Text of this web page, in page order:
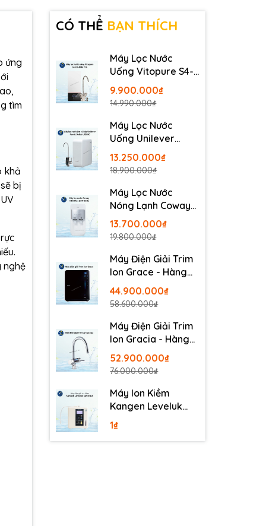
ứng
tìm
khả
bị
nghệ
CÓ THỂ BẠN THÍCH
Máy Lọc Nước
Uống Vitopure S4-
RO-400G Pro -
Thương Hiệu Đức
9.900.000₫
14.990.000₫
Máy Lọc Nước
Uống Unilever
Pureit Delica
UR5840
13.250.000₫
18.900.000₫
Máy Lọc Nước
Nóng Lạnh Coway
Neo Plus CHP-264L
13.700.000₫
19.800.000₫
Máy Điện Giải Trim
Ion Grace - Hàng
Nội Địa Nhật
44.900.000₫
58.600.000₫
Máy Điện Giải Trim
Ion Gracia - Hàng
Nội Địa Nhật
52.900.000₫
76.000.000₫
Máy Ion Kiềm
Kangen Leveluk
SD501DX
1₫